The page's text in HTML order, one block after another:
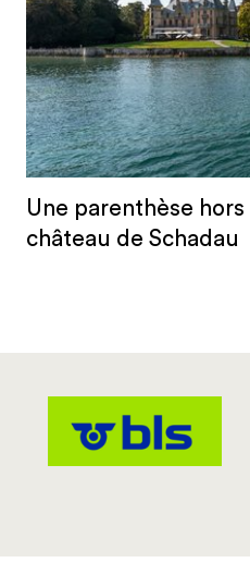
Une parenthèse
château de Schadau